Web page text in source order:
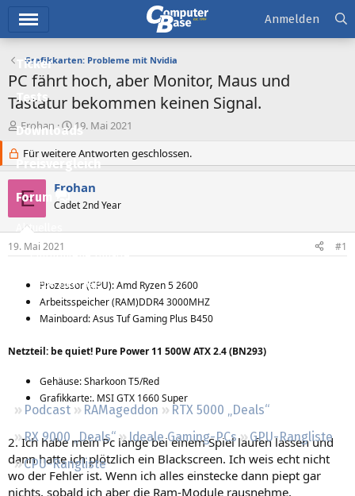
Ticker
Tests
Downloads
Preisvergleich
Forum
Aktuelles
Empfohlene Inhalte
Neue Beiträge
Neueste Aktivitäten
Podcast RAMageddon
RTX 5000 „Deals“
RX 9000 „Deals“
Ideale Gaming-PCs
GPU-Rangliste
CPU-Rangliste
Anmelden
Grafikkarten: Probleme mit Nvidia
PC fährt hoch, aber Monitor, Maus und
Tastatur bekommen keinen Signal.
E
r
s
t
e
l
l
Erohan
E
r
s
t
e
l
l
m
19. Mai 2021
Für weitere Antworten geschlossen.
E Erohan
Cadet 2nd Year
19. Mai 2021 #1
Prozessor (CPU): Amd Ryzen 5 2600
Arbeitsspeicher (RAM)DDR4 3000MHZ
Mainboard: Asus Tuf Gaming Plus B450
Netzteil: be quiet! Pure Power 11 500W ATX 2.4 (BN293)
Gehäuse: Sharkoon T5/Red
Grafikkarte:. MSI GTX 1660 Super
2. Ich habe mein Pc lange bei einem Spiel laufen lassen und
dann hatte ich plötzlich ein Blackscreen. Ich weis echt nicht
wo der Fehler ist. Wenn ich alles einstecke dann piept gar
nichts, sobald ich aber die Ram-Module rausnehme,